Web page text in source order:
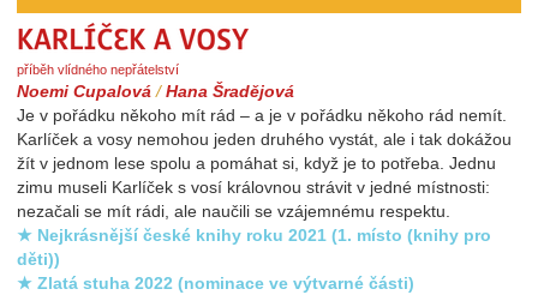
příběh vlídného nepřátelství
Noemi Cupalová/Hana Šradějová
Je v pořádku někoho mít rád – a je v pořádku někoho rád nemít.
Karlíček a vosy nemohou jeden druhého vystát, ale i tak dokážou
žít v jednom lese spolu a pomáhat si, když je to potřeba. Jednu
zimu museli Karlíček s vosí královnou strávit v jedné místnosti:
nezačali se mít rádi, ale naučili se vzájemnému respektu.
★ Nejkrásnější české knihy roku 2021 (1. místo (knihy pro
děti))
★ Zlatá stuha 2022 (nominace ve výtvarné části)